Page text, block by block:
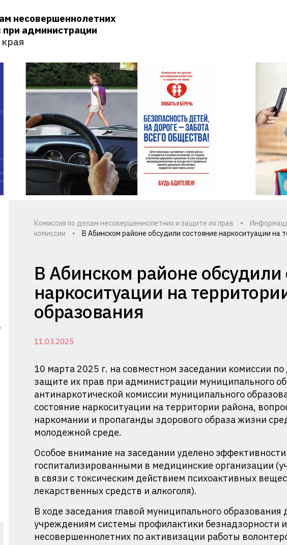
несовершеннолетних
при администрации
по
делам
несовершеннолетних
защите
их
прав
при
Администрации
Краснодарского
края
Комиссия по делам несовершеннолетних и защите их прав
комиссии
В Абинском районе обсудили состояние наркоситуации на
В Абинском районе обсудили
наркоситуации на
образования
11.03.2025
10 марта 2025 г. на совместном заседании комиссии
защите их прав при администрации муниципального
антинаркотической комиссии муниципального
состояние наркоситуации на территории района,
наркомании и пропаганды здорового образа жизни
молодежной среде.
Особое внимание на заседании уделено
госпитализированными в медицинские организации
в связи с токсическим действием психоактивных
лекарственных средств и алкоголя).
В ходе заседания главой муниципального
учреждениям системы профилактики безнадзорности
несовершеннолетних по активизации работы